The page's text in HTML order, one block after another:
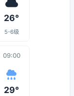
26°
5-6级
09:00
29°